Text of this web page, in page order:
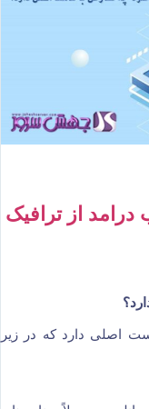
از ترافیک
دارد که در زیر